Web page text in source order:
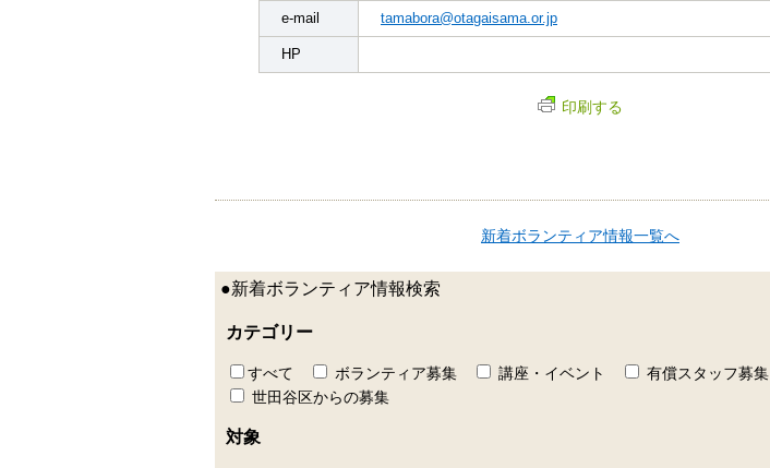
e-mail tamabora@otagaisama.or.jp
HP
印刷する
新着ボランティア情報一覧へ
●新着ボランティア情報検索
カテゴリー
すべて ボランティア募集 講座・イベント
有償スタッフ募集
世田谷区からの募集
対象